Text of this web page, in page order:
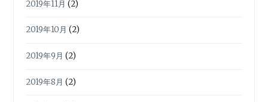
2019年11月 (2)
2019年10月 (2)
2019年9月 (2)
2019年8月 (2)